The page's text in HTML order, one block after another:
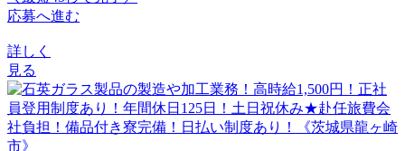
応募へ進む
詳しく
見る